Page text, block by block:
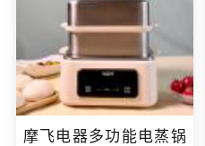
摩飞电器多功能电蒸锅